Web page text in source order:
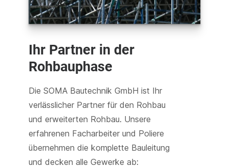
Ihr Partner in der
Rohbauphase
Die SOMA Bautechnik GmbH ist Ihr
verlässlicher Partner für den Rohbau
und erweiterten Rohbau. Unsere
erfahrenen Facharbeiter und Poliere
übernehmen die komplette Bauleitung
und decken alle Gewerke ab: